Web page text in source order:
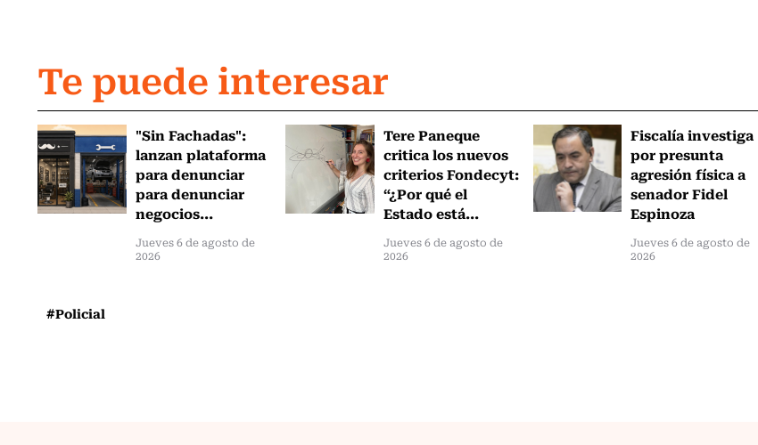
Te puede interesar
"Sin Fachadas":
lanzan plataforma
para denunciar
para denunciar
negocios...
Jueves 6 de agosto de
2026
Tere Paneque
critica los nuevos
criterios Fondecyt:
“¿Por qué el
Estado está...
Jueves 6 de agosto de
2026
Fiscalía investiga
por presunta
agresión física a
senador Fidel
Espinoza
Jueves 6 de agosto de
2026
#Policial